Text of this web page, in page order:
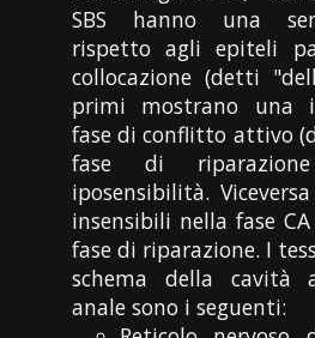
SBS hanno una
rispetto agli epiteli
collocazione (detti
primi mostrano una
fase di conflitto attivo
fase di
iposensibilità.
insensibili nella fase
fase di riparazione. I
schema della cavità
anale sono i seguenti: